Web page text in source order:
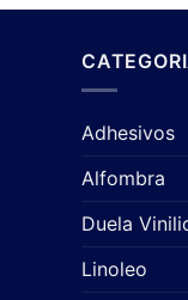
Adhesivos
Alfombra
Duela
Linoleo